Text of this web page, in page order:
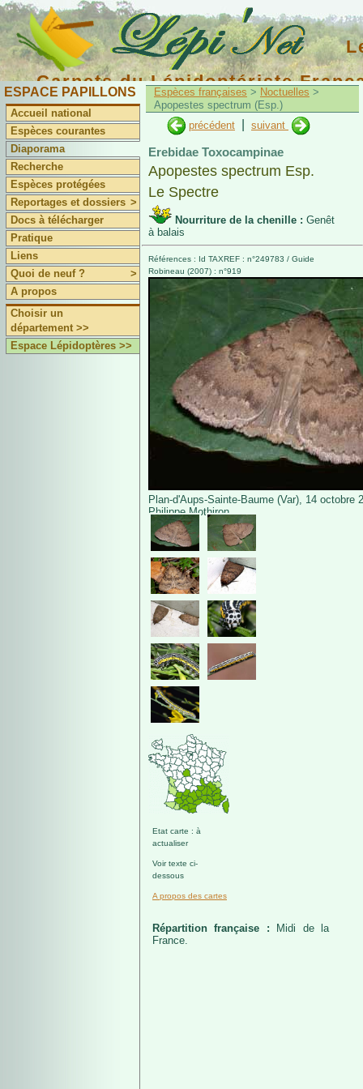
Carnets du Lépidoptériste
ESPACE PAPILLONS
Accueil national
Espèces courantes
Diaporama
Recherche
Espèces protégées
Reportages et dossiers >
Docs à télécharger
Pratique
Liens
Quoi de neuf ?
>
A propos
Choisir un
département >>
Espace Lépidoptères >>
Espèces françaises > Noctuelles >
Apopestes spectrum (Esp.)
précédent
suivant
Erebidae Toxocampinae
Apopestes spectrum Esp.
Le Spectre
Nourriture de la chenille : Genêt
à balais
Références : Id TAXREF : n°249783 / Guide
Robineau (2007) : n°919
Plan-d'Aups-Sainte-Baume (Var), 14 octobre
Philippe Mothiron.
Etat carte : à
actualiser
Voir texte ci-
dessous
A propos des cartes
Répartition française :
Midi de la
France.